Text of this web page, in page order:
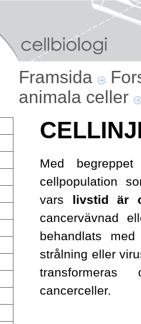
Framsida
animala celler
Med
cellpopulation
vars livstid är
cancervävnad
behandlats
strålning eller
cancerceller.